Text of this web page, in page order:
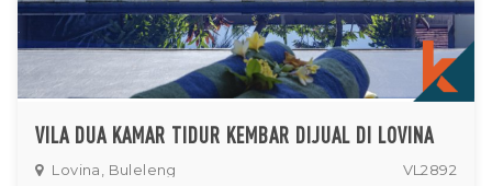
VILA DUA KAMAR TIDUR KEMBAR DIJUAL DI LOVINA
Lovina, Buleleng VL2892